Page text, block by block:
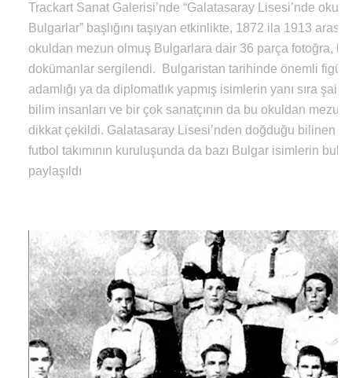
Trackart Sanat Galerisi’nde “Galatasaray Lisesi’nde
Bulgarlar” başlığını taşıyan etkinlikte, 1872 ila 1913 arası
okuldan mezun olmuş Bulgarlara dair 36 parça fotoğra,
dokümanlar sergilendi. Bulgaristan tarihinde önemli
adamlığı ya da diplomatlık yapmış isimlerin yanı sıra
bilim insanları ve bir çok sanatçının da bu okuldan mezun
dikkat çekildi. Galatasaray Lisesi’nden doğduğu bilinen
futbol takımının kuruluşunda da bazı Bulgar isimlerin
paylaşıldı